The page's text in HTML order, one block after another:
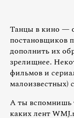
Танцы в кино —
постановщиков
дополнить их
зрелищнее.
фильмов и
малоизвестных)
А ты вспомнишь
каких лент